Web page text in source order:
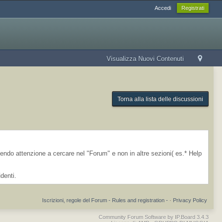
Accedi Registrati
Visualizza Nuovi Contenuti
Torna alla lista delle discussioni
attenzione a cercare nel "Forum" e non in altre sezioni( es.* Help
Privacy Policy
Iscrizioni, regole del Forum - Rules and registration - ·
Community Forum Software by IP.Board 3.4.3